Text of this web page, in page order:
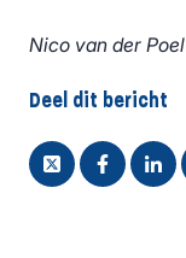
Nico van der Poel
Deel dit bericht